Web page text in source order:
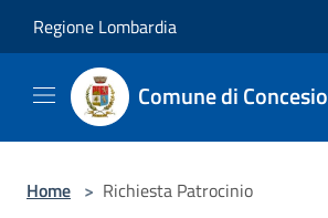
Regione Lombardia
Comune di Concesio
Home > Richiesta Patrocinio